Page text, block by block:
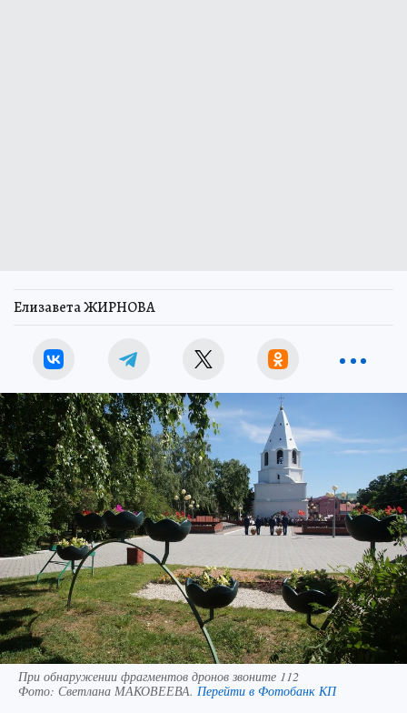
Елизавета ЖИРНОВА
При обнаружении фрагментов дронов звоните 112
Фото: Светлана МАКОВЕЕВА. Перейти в Фотобанк КП